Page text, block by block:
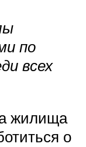
по
всех
жилища
о